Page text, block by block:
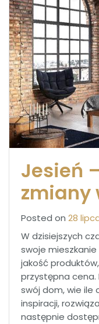
Jesień
zmiany
Posted on 28
W dzisiejszych
swoje
jakość
przystępna cena.
swój dom, wie ile
inspiracji,
następnie